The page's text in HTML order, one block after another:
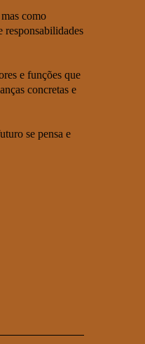
como
responsabilidades
e funções que
concretas e
se pensa e